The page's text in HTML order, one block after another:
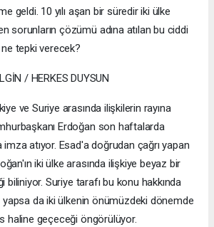
geldi. 10 yılı aşan bir süredir iki ülke
sorunların çözümü adına atılan bu ciddi
tepki verecek?
/ HERKES DUYSUN
ve Suriye arasında ilişkilerin rayına
Erdoğan son haftalarda
atıyor. Esad'a doğrudan çağrı yapan
iki ülke arasında ilişkiye beyaz bir
Suriye tarafı bu konu hakkında
yapsa da iki ülkenin önümüzdeki dönemde
haline geçeceği öngörülüyor.